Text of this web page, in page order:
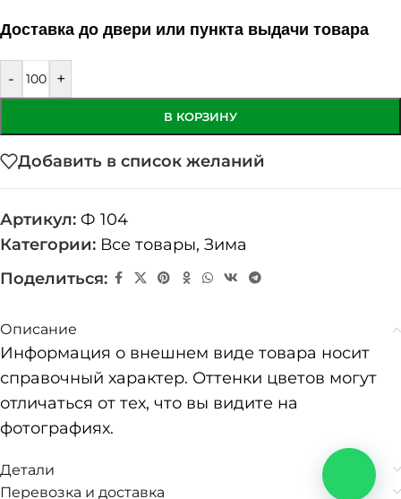
Доставка до двери или пункта выдачи товара
- +
В КОРЗИНУ
Добавить в список желаний
Артикул: Ф 104
Категории: Все товары, Зима
Поделиться:
Описание
Информация о внешнем виде товара носит
справочный характер. Оттенки цветов могут
отличаться от тех, что вы видите на
фотографиях.
Детали
Перевозка и доставка